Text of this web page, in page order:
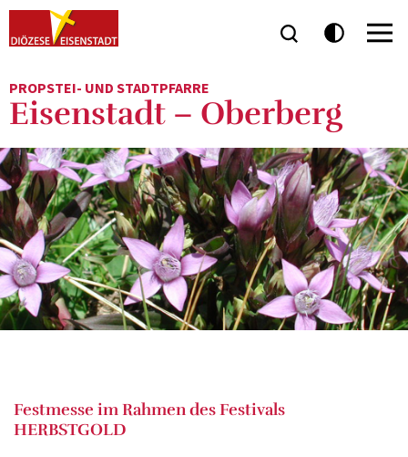
PROPSTEI- UND STADTPFARRE
Eisenstadt – Oberberg
Festmesse im Rahmen des Festivals
HERBSTGOLD